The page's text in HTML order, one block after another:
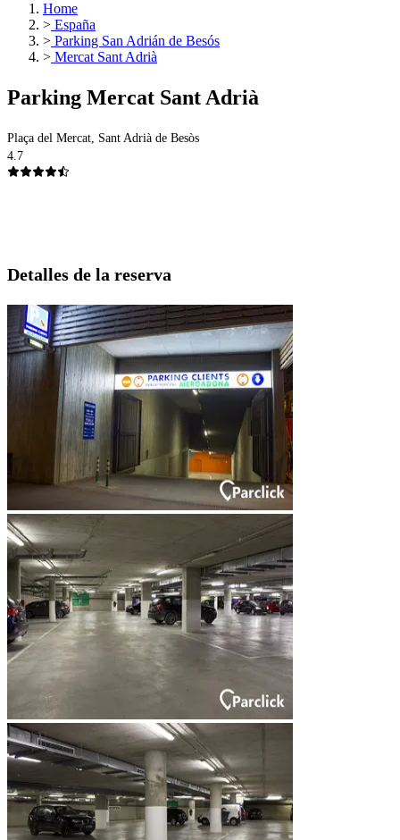
Home
> España
> Parking San Adrián de Besós
> Mercat Sant Adrià
Parking Mercat Sant Adrià
Plaça del Mercat, Sant Adrià de Besòs
4.7
Detalles de la reserva